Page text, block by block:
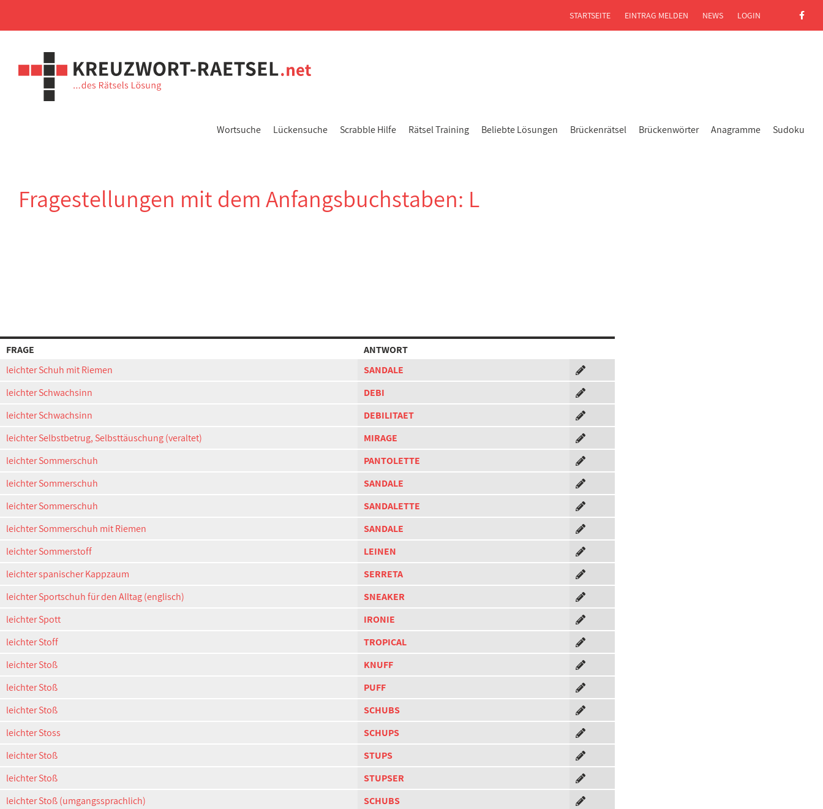
Wortsuche Lückensuche Scrabble Hilfe Rätsel Training Beliebte Lösungen Brückenrätsel Brückenwörter Anagramme Sudoku
STARTSEITE EINTRAG MELDEN NEWS LOGIN
Fragestellungen mit dem Anfangsbuchstaben: L
FRAGE
ANTWORT
leichter Schuh mit Riemen
SANDALE
leichter Schwachsinn
DEBI
leichter Schwachsinn
DEBILITAET
leichter Selbstbetrug, Selbsttäuschung (veraltet)
MIRAGE
leichter Sommerschuh
PANTOLETTE
leichter Sommerschuh
SANDALE
leichter Sommerschuh
SANDALETTE
leichter Sommerschuh mit Riemen
SANDALE
leichter Sommerstoff
LEINEN
leichter spanischer Kappzaum
SERRETA
leichter Sportschuh für den Alltag (englisch)
SNEAKER
leichter Spott
IRONIE
leichter Stoff
TROPICAL
leichter Stoß
KNUFF
leichter Stoß
PUFF
leichter Stoß
SCHUBS
leichter Stoss
SCHUPS
leichter Stoß
STUPS
leichter Stoß
STUPSER
leichter Stoß (umgangssprachlich)
SCHUBS